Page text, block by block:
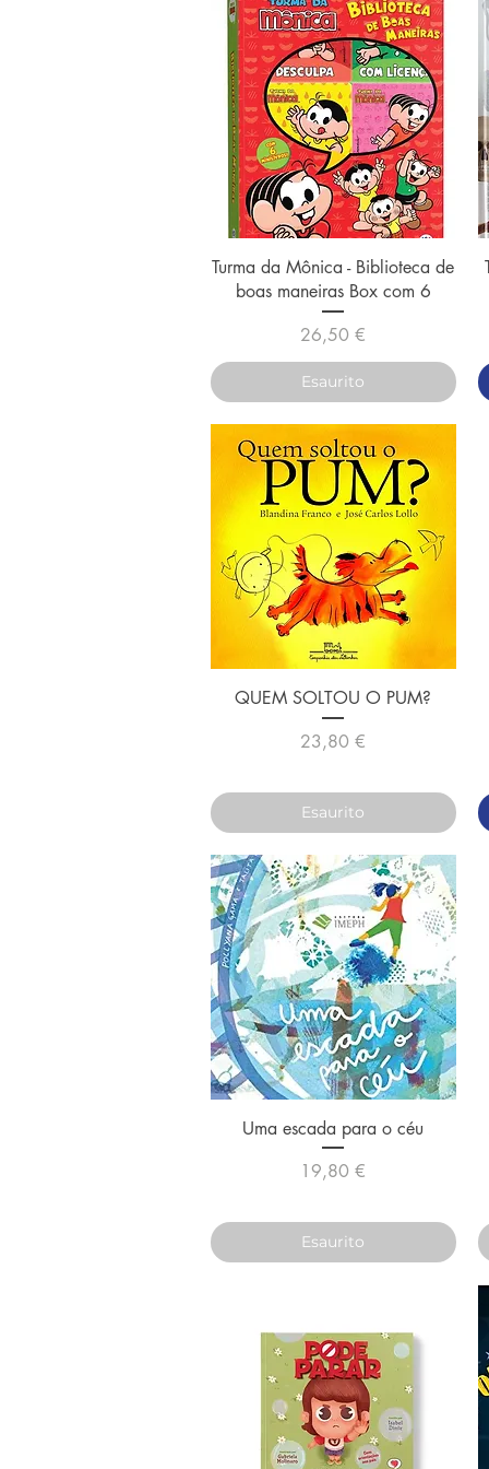
Vista rapida
Turma da Mônica - Biblioteca de
boas maneiras Box com 6
Prezzo
26,50 €
Esaurito
Vista rapida
QUEM SOLTOU O PUM?
Prezzo
23,80 €
Esaurito
Vista rapida
Uma escada para o céu
Prezzo
19,80 €
Esaurito